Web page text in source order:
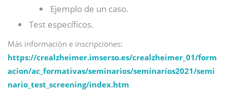
Ejemplo de un caso.
Test específicos.
Más información e inscripciones:
https://crealzheimer.imserso.es/crealzheimer_01/form
acion/ac_formativas/seminarios/seminarios2021/semi
nario_test_screening/index.htm